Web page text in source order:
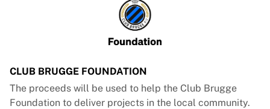
CLUB BRUGGE FOUNDATION
The proceeds will be used to help the Club Brugge
Foundation to deliver projects in the local community.